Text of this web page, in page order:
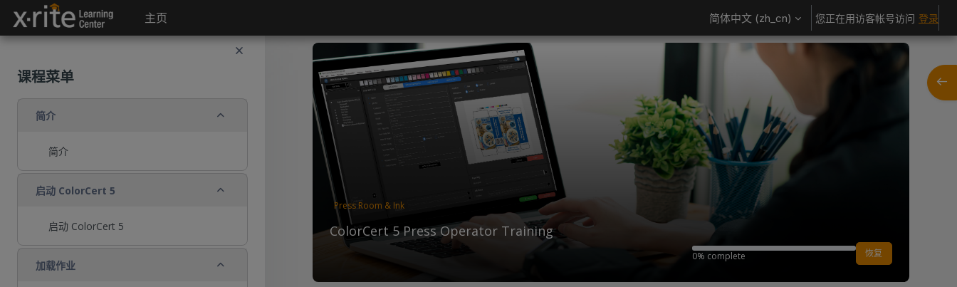
跳到主要内容
主页 简体中文 ‎(zh_cn)‎ 您正在用访客帐号访问 登录
课程菜单
简介 折叠
简介
启动 ColorCert 5 折叠
启动 ColorCert 5
加载作业 折叠
打开
Press Room & Ink
ColorCert 5 Press Operator Training
0% complete
0% complete 恢复